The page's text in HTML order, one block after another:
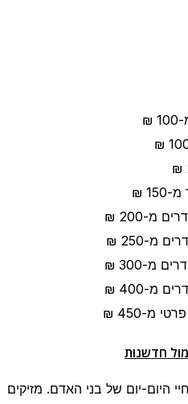
₪
מ-150 ₪
מ-200 ₪
מ-250 ₪
מ-300 ₪
מ-400 ₪
מ-450 ₪
חדשנות
היום-יום של בני האדם. מזיקים